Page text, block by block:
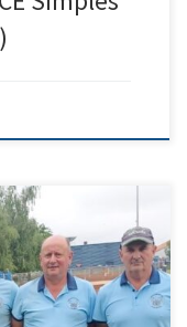
à 8 heures